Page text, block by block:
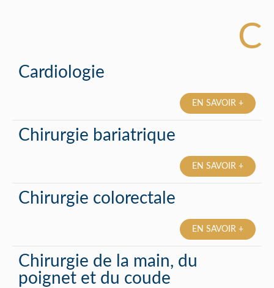
C
Cardiologie
EN SAVOIR +
Chirurgie bariatrique
EN SAVOIR +
Chirurgie colorectale
EN SAVOIR +
Chirurgie de la main, du
poignet et du coude